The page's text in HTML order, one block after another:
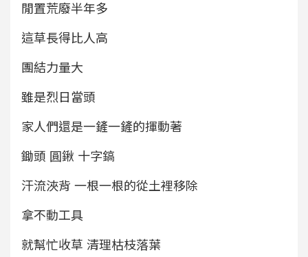
閒置荒廢半年多
這草長得比人高
團結力量大
雖是烈日當頭
家人們還是一鏟一鏟的揮動著
鋤頭 圓鍬 十字鎬
汗流浹背 一根一根的從土裡移除
拿不動工具
就幫忙收草 清理枯枝落葉